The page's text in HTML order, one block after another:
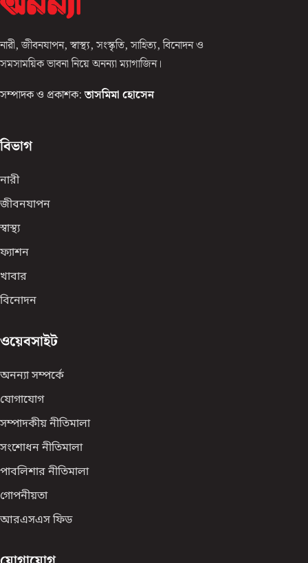
নারী, জীবনযাপন, স্বাস্থ্য, সংস্কৃতি, সাহিত্য, বিনোদন ও
সমসাময়িক ভাবনা নিয়ে অনন্যা ম্যাগাজিন।
সম্পাদক ও প্রকাশক: তাসমিমা হোসেন
বিভাগ
নারী
জীবনযাপন
স্বাস্থ্য
ফ্যাশন
খাবার
বিনোদন
ওয়েবসাইট
অনন্যা সম্পর্কে
যোগাযোগ
সম্পাদকীয় নীতিমালা
সংশোধন নীতিমালা
পাবলিশার নীতিমালা
গোপনীয়তা
আরএসএস ফিড